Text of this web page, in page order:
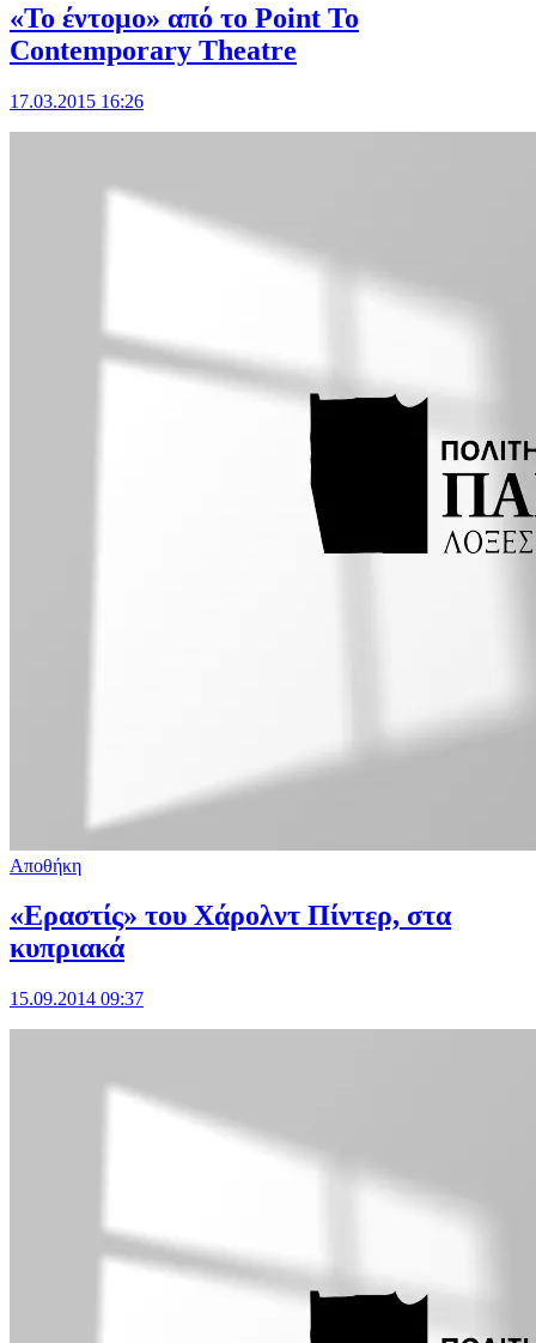
«Το έντομο» από το Point To
Contemporary Theatre
17.03.2015 16:26
Αποθήκη
«Εραστίς» του Χάρολντ Πίντερ, στα
κυπριακά
15.09.2014 09:37